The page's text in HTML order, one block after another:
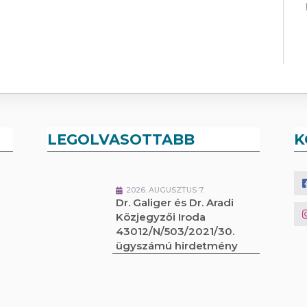
LEGOLVASOTTABB
2026. AUGUSZTUS 7.
Dr. Galiger és Dr. Aradi
Közjegyzői Iroda
43012/N/503/2021/30.
ügyszámú hirdetmény